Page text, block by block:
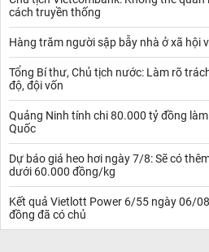
cách truyền thống
Hàng trăm người sập bẫy nhà ở xã hội
Tổng Bí thư, Chủ tịch nước: Làm rõ
độ, đội vốn
Quảng Ninh tính chi 80.000 tỷ đồng
Quốc
Dự báo giá heo hơi ngày 7/8: Sẽ có
dưới 60.000 đồng/kg
Kết quả Vietlott Power 6/55 ngày 06/
đồng đã có chủ